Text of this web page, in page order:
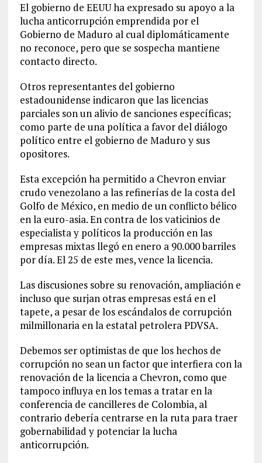
El gobierno de EEUU ha expresado su apoyo a la
lucha anticorrupción emprendida por el
Gobierno de Maduro al cual diplomáticamente
no reconoce, pero que se sospecha mantiene
contacto directo.
Otros representantes del gobierno
estadounidense indicaron que las licencias
parciales son un alivio de sanciones específicas;
como parte de una política a favor del diálogo
político entre el gobierno de Maduro y sus
opositores.
Esta excepción ha permitido a Chevron enviar
crudo venezolano a las refinerías de la costa del
Golfo de México, en medio de un conflicto bélico
en la euro-asia. En contra de los vaticinios de
especialista y políticos la producción en las
empresas mixtas llegó en enero a 90.000 barriles
por día. El 25 de este mes, vence la licencia.
Las discusiones sobre su renovación, ampliación e
incluso que surjan otras empresas está en el
tapete, a pesar de los escándalos de corrupción
milmillonaria en la estatal petrolera PDVSA.
Debemos ser optimistas de que los hechos de
corrupción no sean un factor que interfiera con la
renovación de la licencia a Chevron, como que
tampoco influya en los temas a tratar en la
conferencia de cancilleres de Colombia, al
contrario debería centrarse en la ruta para traer
gobernabilidad y potenciar la lucha
anticorrupción.